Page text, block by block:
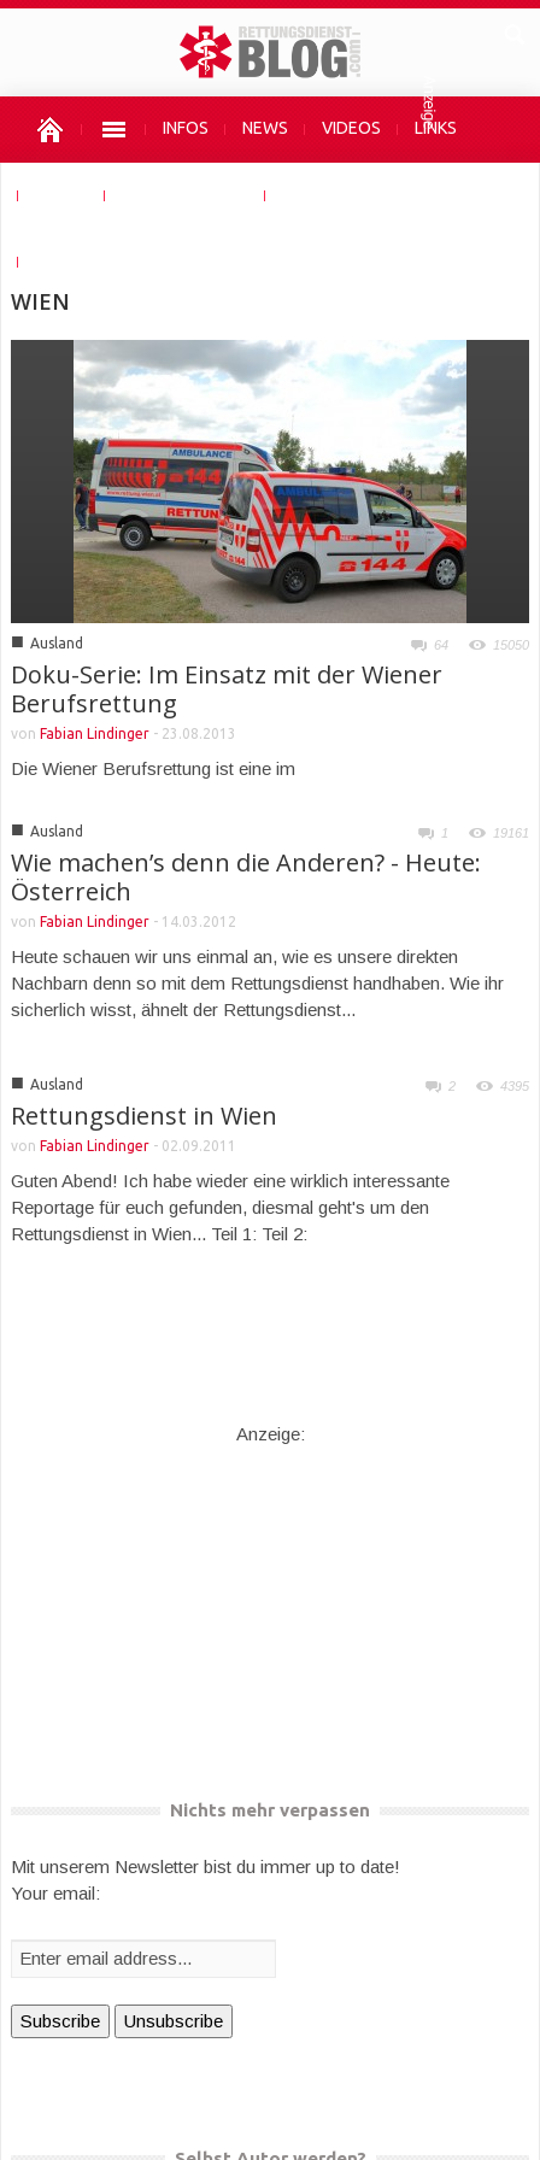
INFOS NEWS VIDEOS LINKS
WIEN
■ Ausland 64 15050
Doku-Serie: Im Einsatz mit der Wiener
Berufsrettung
von Fabian Lindinger - 23.08.2013
Die Wiener Berufsrettung ist eine im
■ Ausland 1 19161
Wie machen’s denn die Anderen? - Heute:
Österreich
von Fabian Lindinger - 14.03.2012
Heute schauen wir uns einmal an, wie es unsere direkten
Nachbarn denn so mit dem Rettungsdienst handhaben. Wie ihr
sicherlich wisst, ähnelt der Rettungsdienst...
■ Ausland 2 4395
Rettungsdienst in Wien
von Fabian Lindinger - 02.09.2011
Guten Abend! Ich habe wieder eine wirklich interessante
Reportage für euch gefunden, diesmal geht's um den
Rettungsdienst in Wien... Teil 1: Teil 2:
Anzeige:
Nichts mehr verpassen
Mit unserem Newsletter bist du immer up to date!
Your email: